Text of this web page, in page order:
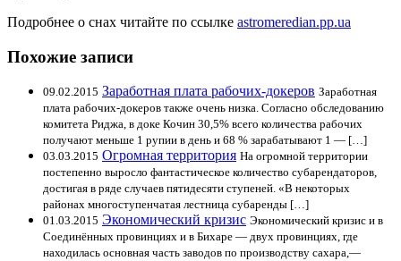
Подробнее о снах читайте по ссылке astromeredian.pp.ua
Похожие записи
09.02.2015 Заработная плата рабочих-докеров Заработная
плата рабочих-докеров также очень низка. Согласно обследованию
комитета Риджа, в доке Кочин 30,5% всего количества рабочих
получают меньше 1 рупии в день и 68 % зарабатывают 1 — […]
03.03.2015 Огромная территория На огромной территории
постепенно выросло фантастическое количество субарендаторов,
достигая в ряде случаев пятидесяти ступеней. «В некоторых
районах многоступенчатая лестница субаренды […]
01.03.2015 Экономический кризис Экономический кризис и в
Соединённых провинциях и в Бихаре — двух провинциях, где
находилась основная часть заводов по производству сахара,—